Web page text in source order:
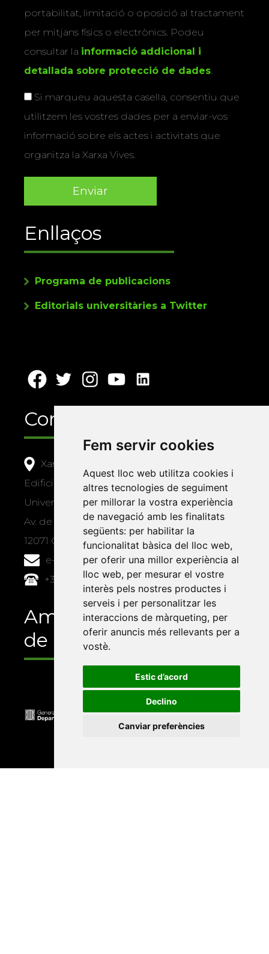
Fem servir cookies
Aquest lloc web utilitza cookies i
altres tecnologies de seguiment
per millorar la vostra experiència
de navegació amb les finalitats
següents: per habilitar la
funcionalitat bàsica del lloc web,
per oferir una millor experiència al
lloc web, per mesurar el vostre
interès pels nostres productes i
serveis i per personalitzar les
interaccions de màrqueting, per
oferir anuncis més rellevants per a
vostè.
Estic d’acord
Declino
Canviar preferències
portabilitat, limitació o oposició al tractament
per mitjans físics o electrònics. Podeu
consultar la informació addicional i
detallada sobre protecció de dades
Si marqueu aquesta casella, consentiu que
utilitzem les vostres dades per a enviar-vos
informació sobre els actes i activitats que
organitza la Xarxa Vives.
Enllaços
Programa de publicacions
Editorials universitàries a Twitter
Contacte
Xarxa Vives d'Universitats
Edifici Àgora
Universitat Jaume I, local 10
Av. de Vicent Sos Baynat, s/n
12071 Castelló de la Plana
e-buc@vives.org
+34 964 72 89 93
Amb el suport
de